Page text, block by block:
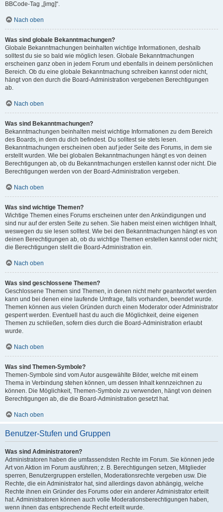
BBCode-Tag „[img]“.
Nach oben
Was sind globale Bekanntmachungen?
Globale Bekanntmachungen beinhalten wichtige Informationen, deshalb
solltest du sie so bald wie möglich lesen. Globale Bekanntmachungen
erscheinen ganz oben in jedem Forum und ebenfalls in deinem persönlichen
Bereich. Ob du eine globale Bekanntmachung schreiben kannst oder nicht,
hängt von den durch die Board-Administration vergebenen Berechtigungen
ab.
Nach oben
Was sind Bekanntmachungen?
Bekanntmachungen beinhalten meist wichtige Informationen zu dem Bereich
des Boards, in dem du dich befindest. Du solltest sie stets lesen.
Bekanntmachungen erscheinen oben auf jeder Seite des Forums, in dem sie
erstellt wurden. Wie bei globalen Bekanntmachungen hängt es von deinen
Berechtigungen ab, ob du Bekanntmachungen erstellen kannst oder nicht. Die
Berechtigungen werden von der Board-Administration vergeben.
Nach oben
Was sind wichtige Themen?
Wichtige Themen eines Forums erscheinen unter den Ankündigungen und
sind nur auf der ersten Seite zu sehen. Sie haben meist einen wichtigen Inhalt,
weswegen du sie lesen solltest. Wie bei den Bekanntmachungen hängt es von
deinen Berechtigungen ab, ob du wichtige Themen erstellen kannst oder nicht;
die Berechtigungen stellt die Board-Administration ein.
Nach oben
Was sind geschlossene Themen?
Geschlossene Themen sind Themen, in denen nicht mehr geantwortet werden
kann und bei denen eine laufende Umfrage, falls vorhanden, beendet wurde.
Themen können aus vielen Gründen durch einen Moderator oder Administrator
gesperrt werden. Eventuell hast du auch die Möglichkeit, deine eigenen
Themen zu schließen, sofern dies durch die Board-Administration erlaubt
wurde.
Nach oben
Was sind Themen-Symbole?
Themen-Symbole sind vom Autor ausgewählte Bilder, welche mit einem
Thema in Verbindung stehen können, um dessen Inhalt kennzeichnen zu
können. Die Möglichkeit, Themen-Symbole zu verwenden, hängt von deinen
Berechtigungen ab, die die Board-Administration gesetzt hat.
Nach oben
Benutzer-Stufen und Gruppen
Was sind Administratoren?
Administratoren haben die umfassendsten Rechte im Forum. Sie können jede
Art von Aktion im Forum ausführen; z. B. Berechtigungen setzen, Mitglieder
sperren, Benutzergruppen erstellen, Moderationsrechte vergeben usw. Die
Rechte, die ein Administrator hat, sind allerdings davon abhängig, welche
Rechte ihnen ein Gründer des Forums oder ein anderer Administrator erteilt
hat. Administratoren können auch volle Moderationsberechtigungen haben,
wenn ihnen das entsprechende Recht erteilt wurde.